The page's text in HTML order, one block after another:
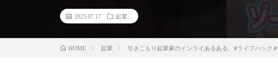
2025.07.17 起業
HOME 起業 引きこもり起業家のインライあるある。#ライフハック